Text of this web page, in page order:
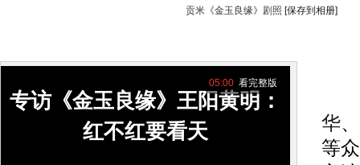
贡米《金玉良缘》剧照 [保存到相册]
专访《金玉良缘》王阳黄明：
红不红要看天
05:00 看完整版
华、
等